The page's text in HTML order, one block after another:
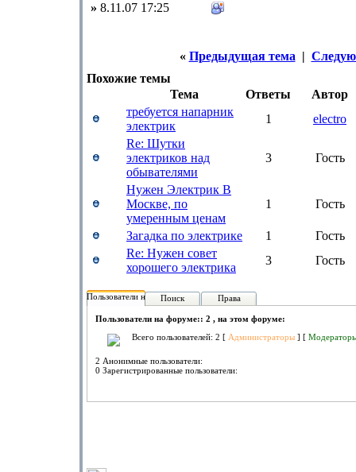
» 8.11.07 17:25
« Предыдущая тема |
Похожие темы
Тема
Ответы
Автор
требуется напарник
электрик
1
electro
Re: Шутки
электриков над
обывателями
3 Гость
Нужен Электрик В
Москве, по
умеренным ценам
1 Гость
Загадка по электрике 1
Гость
Re: Нужен совет
хорошего электрика
3 Гость
Пользователи на форуме:
Поиск Права
Пользователи на форуме:: 2 , на этом форуме:
Всего пользователей: 2 [ Администраторы ] [
2 Анонимные пользователи:
0 Зарегистрированные пользователи: